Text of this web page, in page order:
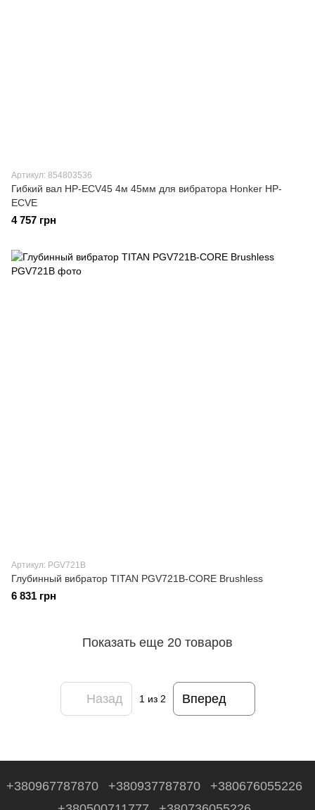
Артикул: 854803536
Гибкий вал HP-ECV45 4м 45мм для вибратора Honker HP-
ECVE
4 757 грн
Артикул: PGV721B
Глубинный вибратор TITAN PGV721B-CORE Brushless
6 831 грн
Показать еще 20 товаров
Назад 1 из 2 Вперед
+380967787870 +380937787870
+380676055226